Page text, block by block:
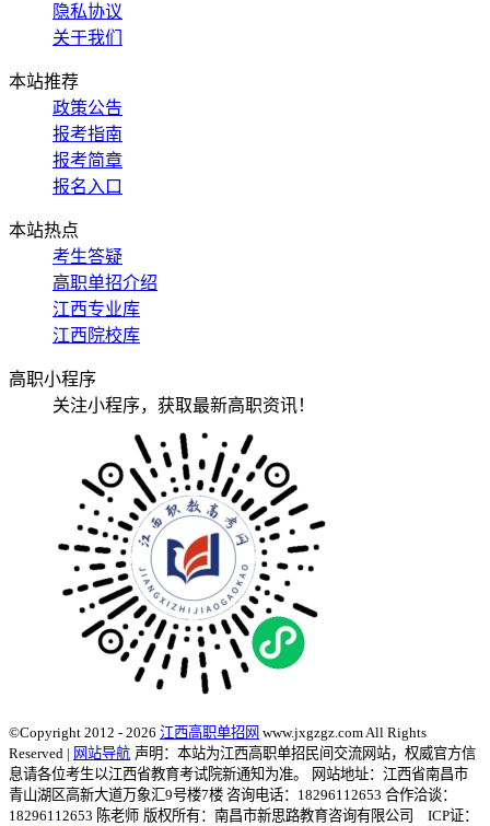
隐私协议
关于我们
本站推荐
政策公告
报考指南
报考简章
报名入口
本站热点
考生答疑
高职单招介绍
江西专业库
江西院校库
高职小程序
关注小程序，获取最新高职资讯！
©Copyright 2012 - 2026 江西高职单招网 www.jxgzgz.com All Rights
Reserved | 网站导航 声明：本站为江西高职单招民间交流网站，权威官方信
息请各位考生以江西省教育考试院新通知为准。
网站地址：江西省南昌市
青山湖区高新大道万象汇9号楼7楼 咨询电话：18296112653 合作洽谈：
18296112653 陈老师 版权所有：南昌市新思路教育咨询有限公司 ICP证：